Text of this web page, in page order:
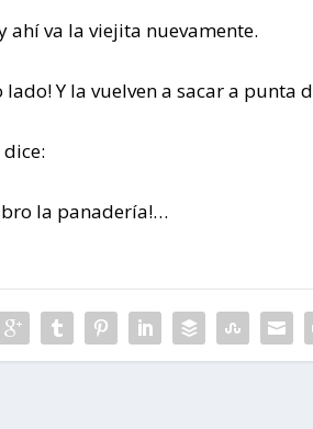
ahí va la viejita nuevamente.
lado! Y la vuelven a sacar a punta
la panadería!…